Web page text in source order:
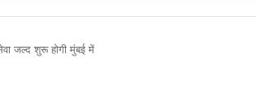
जल्द शुरू होगी मुंबई में